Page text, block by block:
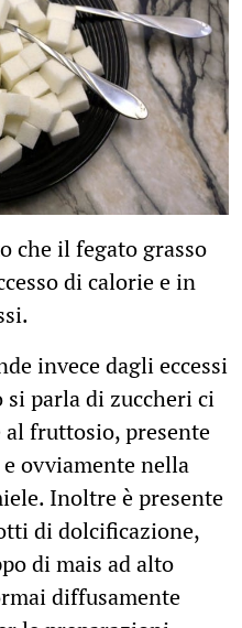
che il fegato grasso
di calorie e in
invece dagli eccessi
si parla di zuccheri ci
fruttosio, presente
ovviamente nella
Inoltre è presente
di dolcificazione,
di mais ad alto
diffusamente